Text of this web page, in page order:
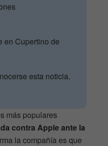
en Cupertino de
esta noticia.
más populares
contra Apple ante la
la compañía es que